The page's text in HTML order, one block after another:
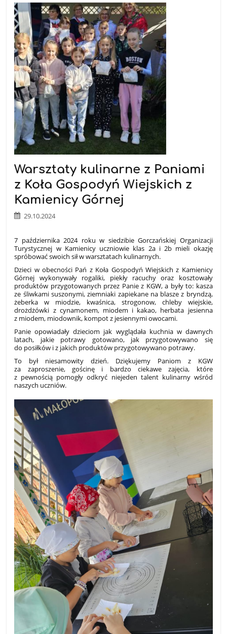
Warsztaty kulinarne z Paniami
z Koła Gospodyń Wiejskich z
Kamienicy Górnej
29.10.2024
7 października 2024 roku w siedzibie Gorczańskiej Organizacji
Turystycznej w Kamienicy uczniowie klas 2a i 2b mieli okazję
spróbować swoich sił w warsztatach kulinarnych.
Dzieci w obecności Pań z Koła Gospodyń Wiejskich z Kamienicy
Górnej wykonywały rogaliki, piekły racuchy oraz kosztowały
produktów przygotowanych przez Panie z KGW, a były to: kasza
ze śliwkami suszonymi, ziemniaki zapiekane na blasze z bryndzą,
żeberka w miodzie, kwaśnica, strogonow, chleby wiejskie,
drożdżówki z cynamonem, miodem i kakao, herbata jesienna
z miodem, miodownik, kompot z jesiennymi owocami.
Panie opowiadały dzieciom jak wyglądała kuchnia w dawnych
latach, jakie potrawy gotowano, jak przygotowywano się
do posiłków i z jakich produktów przygotowywano potrawy.
To był niesamowity dzień. Dziękujemy Paniom z KGW
za zaproszenie, gościnę i bardzo ciekawe zajęcia, które
z pewnością pomogły odkryć niejeden talent kulinarny wśród
naszych uczniów.